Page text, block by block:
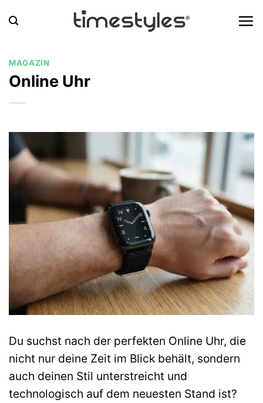
Inhalt
MAGAZIN
Online Uhr
Du suchst nach der perfekten Online Uhr, die
nicht nur deine Zeit im Blick behält, sondern
auch deinen Stil unterstreicht und
technologisch auf dem neuesten Stand ist?